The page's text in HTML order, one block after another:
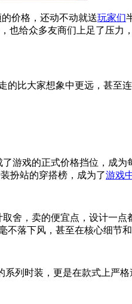
价格，还动不动就送玩家们
也给众多友商们上足了压力
比大家想象中更远，甚至
游戏的正式价格挡位，成为
扮站的穿搭榜，成为了游戏
舍，卖的便宜点，设计一点
落下风，甚至在核心细节和
列时装，更是在款式上严格